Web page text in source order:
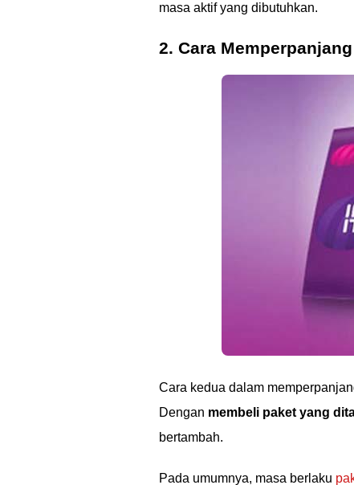
masa aktif yang dibutuhkan.
2. Cara
Cara kedua dalam
Dengan membeli paket yang
bertambah.
Pada umumnya, masa berlaku